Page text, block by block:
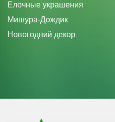
Елочные украшения
Мишура-Дождик
Новогодний декор